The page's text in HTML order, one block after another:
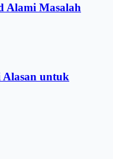
Alami Masalah
Alasan untuk